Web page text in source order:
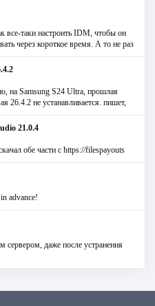
все-таки настроить IDM, чтобы он
через короткое время. А то не раз
на Samsung S24 Ultra, прошлая
26.4.2 не устанавливается. пишет,
21.0.4
обе части с https://filespayouts
advance!
сервером, даже после устранения